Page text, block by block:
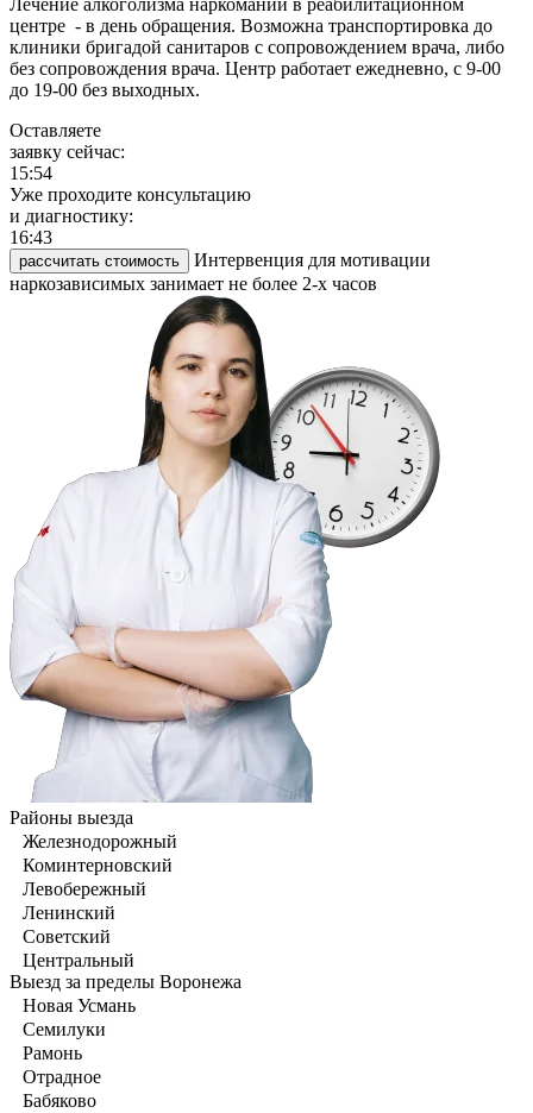
Лечение алкоголизма наркомании в реабилитационном
центре - в день обращения. Возможна транспортировка до
клиники бригадой санитаров с сопровождением врача, либо
без сопровождения врача. Центр работает ежедневно, с 9-00
до 19-00 без выходных.
Оставляете
заявку сейчас:
15:54
Уже проходите консультацию
и диагностику:
16:43
рассчитать стоимость
Интервенция для мотивации
наркозависимых занимает не более 2-х часов
Районы выезда
Железнодорожный
Коминтерновский
Левобережный
Ленинский
Советский
Центральный
Выезд за пределы Воронежа
Новая Усмань
Семилуки
Рамонь
Отрадное
Бабяково